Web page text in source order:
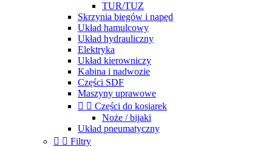
TUR/TUZ
Skrzynia biegów i napęd
Układ hamulcowy
Układ hydrauliczny
Elektryka
Układ kierowniczy
Kabina i nadwozie
Części SDF
Maszyny uprawowe
  Części do kosiarek
Noże / bijaki
Układ pneumatyczny
  Filtry